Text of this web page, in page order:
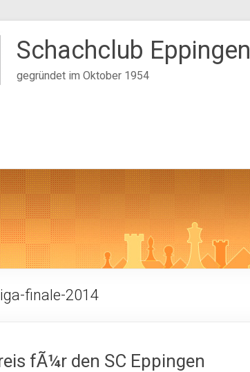
Schachclub Eppingen
gegründet im Oktober 1954
finale-2014
fÃ¼r den SC Eppingen